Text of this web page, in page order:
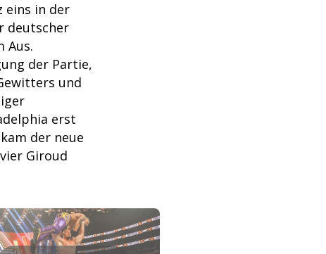
eins in der
deutscher
Aus.
der Partie,
und
erst
der neue
Giroud